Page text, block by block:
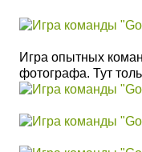
Игра опытных
фотографа. Тут